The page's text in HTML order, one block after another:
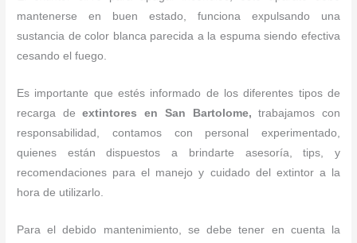
mantenerse en buen estado, funciona expulsando una
sustancia de color blanca parecida a la espuma siendo efectiva
cesando el fuego.
Es importante que estés informado de los diferentes tipos de
recarga deextintores en San Bartolome,trabajamos con
responsabilidad, contamos con personal experimentado,
quienes están dispuestos a brindarte asesoría, tips, y
recomendaciones para el manejo y cuidado del extintor a la
hora de utilizarlo.
Para el debido mantenimiento, se debe tener en cuenta la